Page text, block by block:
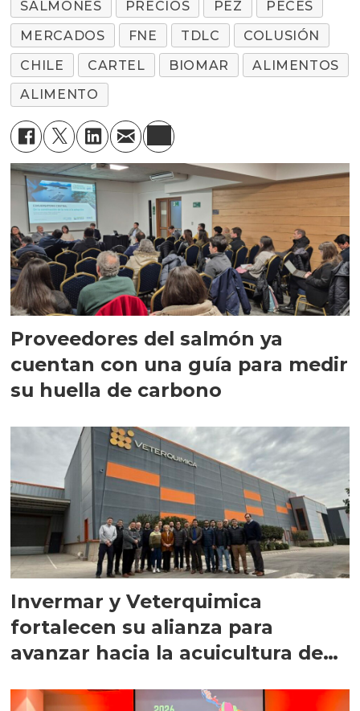
SALMONES
PRECIOS PEZ
PECES
MERCADOS
FNE TDLC
COLUSIÓN
CHILE
CARTEL BIOMAR
ALIMENTOS
ALIMENTO
Proveedores del salmón ya
cuentan con una guía para medir
su huella de carbono
Invermar y Veterquimica
fortalecen su alianza para
avanzar hacia la acuicultura de